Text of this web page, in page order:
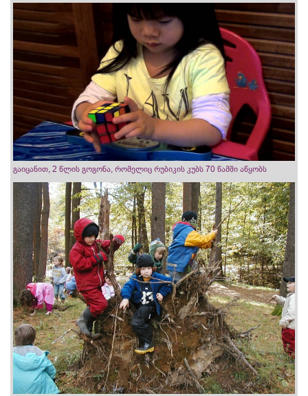
გაიცანით, 2 წლის გოგონა, რომელიც რუბიკის კუბს 70 წამში აწყობს